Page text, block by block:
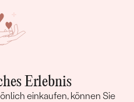
Erlebnis
einkaufen, können Sie